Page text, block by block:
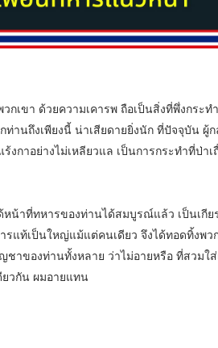
เขา ด้วยความเคารพ ถือเป็นสิ่งที่พึ่งกระท
านถึงเพียงนี้ น่าเสียดายยิ่งนัก ที่ปัจจุบัน ผู้ก
กาอย่างไม่เหลียวแล เป็นการกระทำที่ป่าเ
น้าที่ทหารของท่านได้สมบูรณ์แล้ว เป็นเกีย
รแท้เป็นใหญ่แม้แต่คนเดียว จึงได้ทอดทิ้งพว
าของท่านทั้งหลาย ว่าไม่อายหรือ ที่สวมใส่
วกัน ผมอายแทน